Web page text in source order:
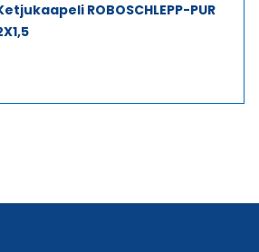
ROBOSCHLEPP-PUR